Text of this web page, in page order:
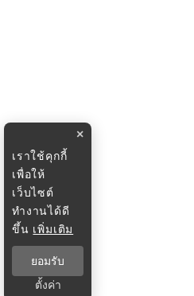
×
เราใช้คุกกี้
เพื่อให้
เว็บไซต์
ทำงานได้ดี
ขึ้น เพิ่มเติม
ยอมรับ
ตั้งค่า